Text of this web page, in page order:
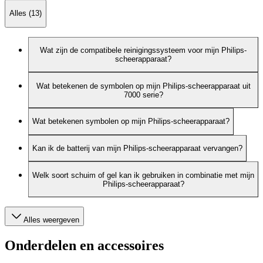
Alles (13)
Wat zijn de compatibele reinigingssysteem voor mijn Philips-
scheerapparaat?
Wat betekenen de symbolen op mijn Philips-scheerapparaat uit
7000 serie?
Wat betekenen symbolen op mijn Philips-scheerapparaat?
Kan ik de batterij van mijn Philips-scheerapparaat vervangen?
Welk soort schuim of gel kan ik gebruiken in combinatie met mijn
Philips-scheerapparaat?
Alles weergeven
Onderdelen en accessoires